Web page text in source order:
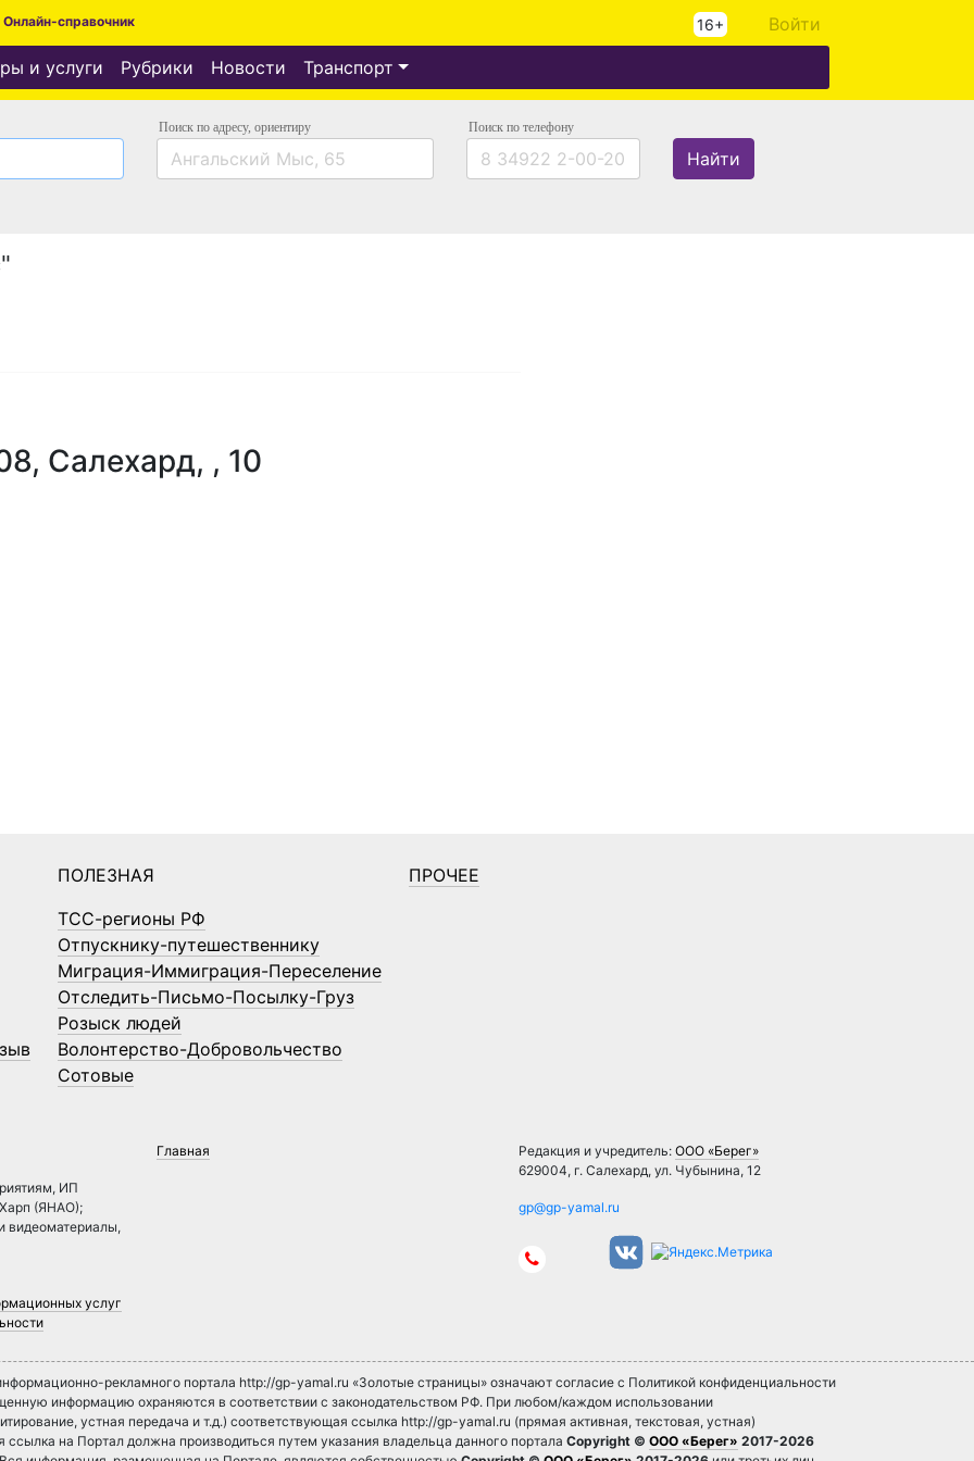
Онлайн-справочник 16+ Войти
и услуги Рубрики Новости Транспорт
Поиск по адресу, ориентиру Поиск по телефону
Найти
Салехард, , 10
ПОЛЕЗНАЯ
ТСС-регионы РФ
Отпускнику-путешественнику
Миграция-Иммиграция-Переселение
Отследить-Письмо-Посылку-Груз
Розыск людей
Волонтерство-Добровольчество
Сотовые
ПРОЧЕЕ
ИП
(ЯНАО);
видеоматериалы,
услуг
Главная Редакция и учредитель: ООО «Берег»
629004, г. Салехард, ул. Чубынина, 12
рекламного портала http://gp-yamal.ru «Золотые страницы» означают согласие с Политикой конфиденциальности
информацию охраняются в соответствии с законодательством РФ. При любом/каждом использовании
устная передача и т.д.) соответствующая ссылка http://gp-yamal.ru (прямая активная, текстовая, устная)
ссылка на Портал должна производиться путем указания владельца данного портала Copyright © ООО «Берег» 2017-2026